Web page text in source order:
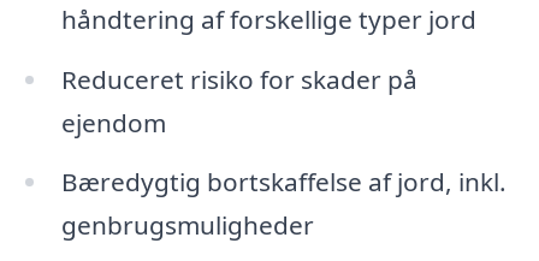
håndtering af forskellige typer jord
Reduceret risiko for skader på
ejendom
Bæredygtig bortskaffelse af jord, inkl.
genbrugsmuligheder